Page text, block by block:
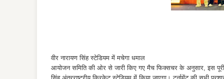
वीर नारायण सिंह स्टेडियम में मचेगा धमाल
आयोजन समिति की ओर से जारी किए गए मैच फिक्सचर के अनुसार, इस